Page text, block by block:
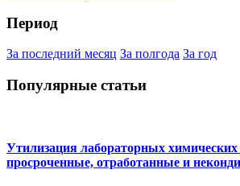
Период
За последний месяц За полгода За год
Популярные статьи
Утилизация лабораторных химических
просроченные, отработанные и